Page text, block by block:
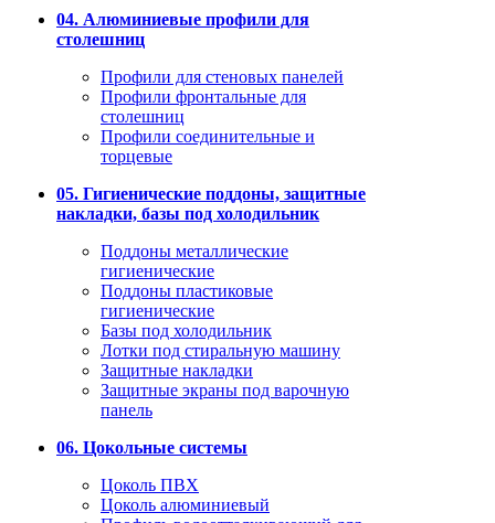
04. Алюминиевые профили для
столешниц
Профили для стеновых панелей
Профили фронтальные для
столешниц
Профили соединительные и
торцевые
05. Гигиенические поддоны, защитные
накладки, базы под холодильник
Поддоны металлические
гигиенические
Поддоны пластиковые
гигиенические
Базы под холодильник
Лотки под стиральную машину
Защитные накладки
Защитные экраны под варочную
панель
06. Цокольные системы
Цоколь ПВХ
Цоколь алюминиевый